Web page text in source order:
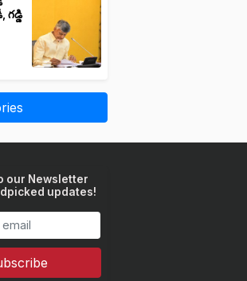
గడ్డి
our Newsletter
updates!